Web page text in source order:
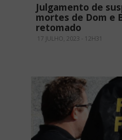
Julgamento de
mortes de Dom e
retomado
17 JULHO, 2023 - 12H31